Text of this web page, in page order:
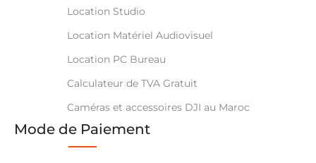
Location Studio
Location Matériel Audiovisuel
Location PC Bureau
Calculateur de TVA Gratuit
Caméras et accessoires DJI au Maroc
Mode de Paiement